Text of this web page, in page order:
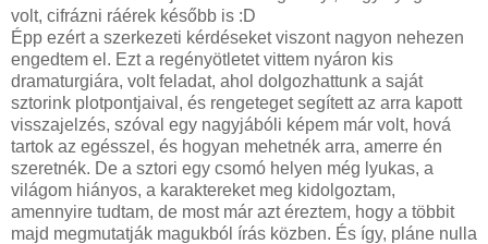
volt, cifrázni ráérek később is :D
Épp ezért a szerkezeti kérdéseket viszont nagyon nehezen
engedtem el. Ezt a regényötletet vittem nyáron kis
dramaturgiára, volt feladat, ahol dolgozhattunk a saját
sztorink plotpontjaival, és rengeteget segített az arra kapott
visszajelzés, szóval egy nagyjábóli képem már volt, hová
tartok az egésszel, és hogyan mehetnék arra, amerre én
szeretnék. De a sztori egy csomó helyen még lyukas, a
világom hiányos, a karaktereket meg kidolgoztam,
amennyire tudtam, de most már azt éreztem, hogy a többit
majd megmutatják magukból írás közben. És így, pláne nulla